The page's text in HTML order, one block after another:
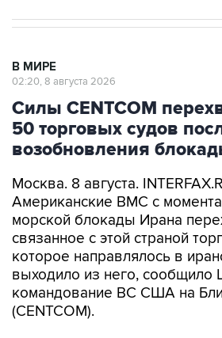
Силы CENTCOM
50 торговых судов
возобновления
Москва. 8 августа.
морской блокады Ирана
связанное с этой страной
которое направлялось в
выходило из него, сообщило
командование ВС США на
(CENTCOM).
"По состоянию на 7 августа